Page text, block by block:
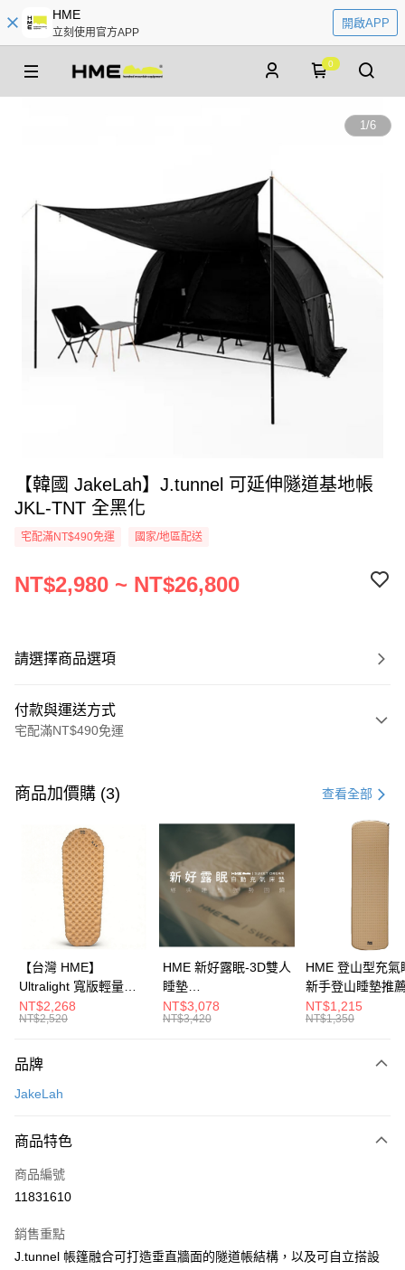
HME
立刻使用官方APP
開啟APP
0
1/6
【韓國 JakeLah】J.tunnel 可延伸隧道基地帳
JKL-TNT 全黑化
宅配滿NT$490免運 國家/地區配送
NT$2,980 ~ NT$26,800
請選擇商品選項
付款與運送方式
宅配滿NT$490免運
信用卡一次付款
信用卡分期付款
3 期 0 利率 每期
合作金庫商業銀行
第一商業銀行
華南商業銀行
彰化商業銀行
上海商業儲蓄銀行
台北富邦商業銀行
國泰世華商業銀行
兆豐國際商業銀行
臺灣中小企業銀行
台中商業銀行
匯豐（台灣）商業銀行
華泰商業銀行
聯邦商業銀行
元大商業銀行
台灣樂天信用卡公司
LINE Pay
Apple Pay
運送方式
離島宅配
付款後門市自取
免運費
順豐貨運海外配送(運費買家自付，順豐交貨並收取運費)
商品加價購 (3) 查看全部
【台灣 HME】
Ultralight 寬版輕量獨
立氣筒睡墊 AI7212-
256R-1SC8(RW) 8cm
NT$2,268
NT$2,520
HME 新好露眠-3D雙人
睡墊
132CM/104CM/66CM
NT$3,078
NT$3,420
HME 登山型充氣
新手登山睡墊推
H720-201R 沙色
NT$1,215
NT$1,350
品牌
JakeLah
商品特色
商品編號
11831610
銷售重點
J.tunnel 帳篷融合可打造垂直牆面的隧道帳結構，以及可自立搭設